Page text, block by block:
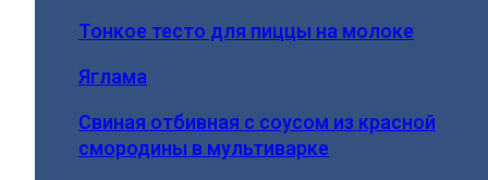
Тонкое тесто для пиццы на молоке
Яглама
Свиная отбивная с соусом из красной
смородины в мультиварке